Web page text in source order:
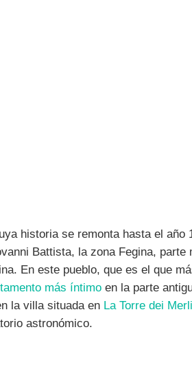
historia se remonta hasta el año
Battista, la zona Fegina, parte
En este pueblo, que es el que
más íntimo en la parte
la villa situada en La Torre dei Merli
astronómico.